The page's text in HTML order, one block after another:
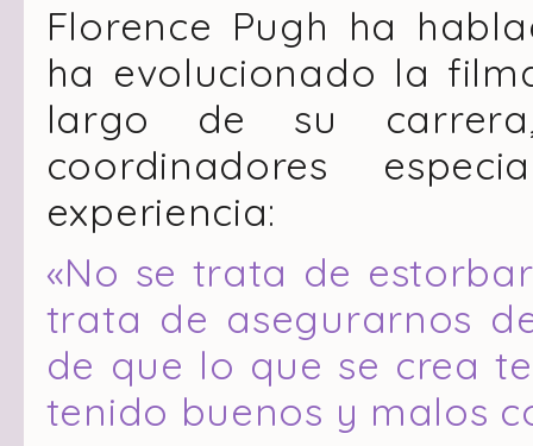
Florence Pugh ha
ha evolucionado la
largo de su
coordinadores
experiencia:
«No se trata de
trata de asegurarnos
de que lo que se crea
tenido buenos y malos